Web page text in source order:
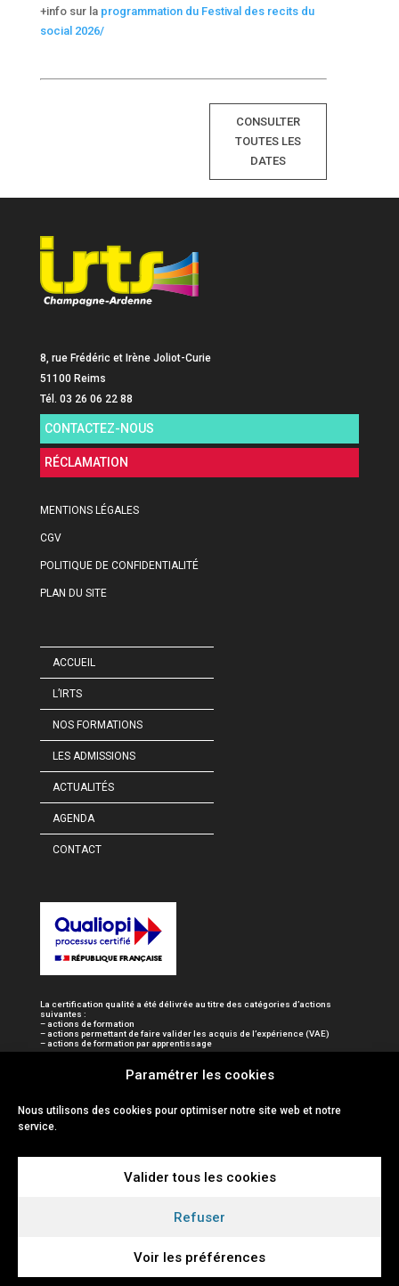
Paramétrer les cookies
Nous utilisons des cookies pour optimiser notre site web et notre
service.
Valider tous les cookies
Refuser
Voir les préférences
+info sur la programmation du Festival des recits du
social 2026/
CONSULTER
TOUTES LES
DATES
8, rue Frédéric et Irène Joliot-Curie
51100 Reims
Tél. 03 26 06 22 88
CONTACTEZ-NOUS
RÉCLAMATION
MENTIONS LÉGALES
CGV
POLITIQUE DE CONFIDENTIALITÉ
PLAN DU SITE
ACCUEIL
L’IRTS
NOS FORMATIONS
LES ADMISSIONS
ACTUALITÉS
AGENDA
CONTACT
La certification qualité a été délivrée au titre des catégories d’actions
suivantes :
– actions de formation
– actions permettant de faire valider les acquis de l’expérience (VAE)
– actions de formation par apprentissage